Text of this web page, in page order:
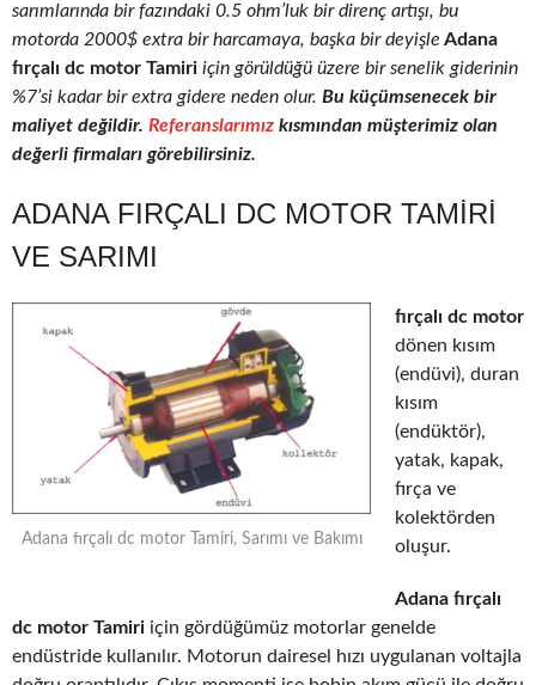
sarımlarında bir fazındaki 0.5 ohm’luk bir direnç artışı, bu
motorda 2000$ extra bir harcamaya, başka bir deyişle Adana
fırçalı dc motor Tamiri için görüldüğü üzere bir senelik giderinin
%7’si kadar bir extra gidere neden olur. Bu küçümsenecek bir
maliyet değildir. Referanslarımız kısmından müşterimiz olan
değerli firmaları görebilirsiniz.
ADANA FIRÇALI DC MOTOR TAMIRI
VE SARIMI
Adana fırçalı dc motor Tamiri, Sarımı ve Bakımı
fırçalı dc motor
dönen kısım
(endüvi), duran
kısım
(endüktör),
yatak, kapak,
fırça ve
kolektörden
oluşur.
Adana fırçalı
dc motor Tamiri için gördüğümüz motorlar genelde
endüstride kullanılır. Motorun dairesel hızı uygulanan voltajla